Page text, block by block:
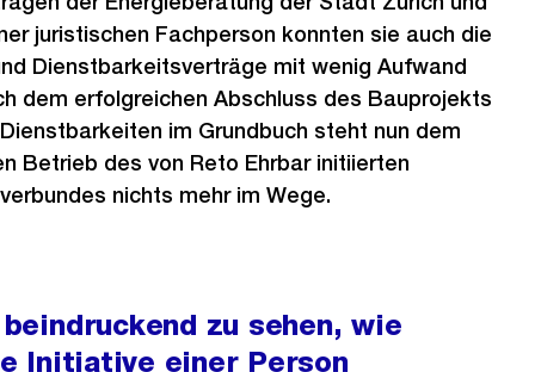
juristischen Fachperson konnten sie auch die
Dienstbarkeitsverträge mit wenig Aufwand
dem erfolgreichen Abschluss des Bauprojekts
im Grundbuch steht nun dem
Betrieb des von Reto Ehrbar initiierten
nichts mehr im Wege.
zu sehen, wie
Initiative einer Person